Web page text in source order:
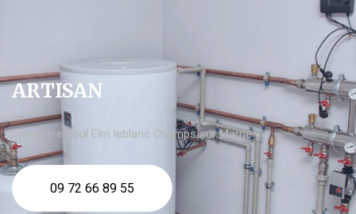
ARTISAN
chaudière fioul Elm leblanc Champs sur Marne
09 72 66 89 55